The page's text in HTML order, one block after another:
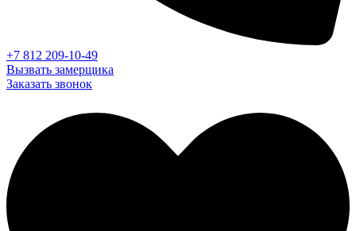
+7 812 209-10-49
Вызвать замерщика
Заказать звонок